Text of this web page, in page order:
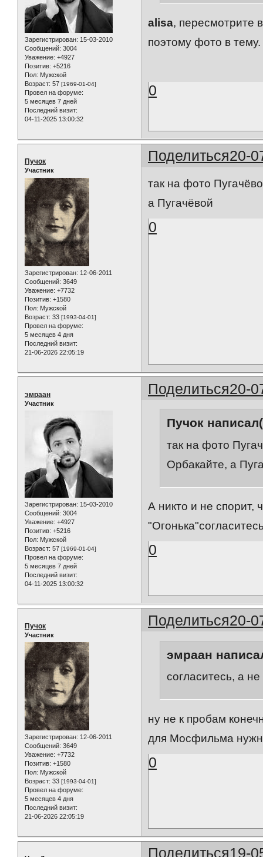
Зарегистрирован: 15-03-2010
Сообщений: 3004
Уважение: +4927
Позитив: +5216
Пол: Мужской
Возраст: 57 [1969-01-04]
Провел на форуме:
5 месяцев 7 дней
Последний визит:
04-11-2025 13:00:32
alisa, пересмотрите
поэтому фото в тему.
0
Поделиться20-
Пучок
Участник
Зарегистрирован: 12-06-2011
Сообщений: 3649
Уважение: +7732
Позитив: +1580
Пол: Мужской
Возраст: 33 [1993-04-01]
Провел на форуме:
5 месяцев 4 дня
Последний визит:
21-06-2026 22:05:19
так на фото
а Пугачёвой
0
Поделиться20-
эмраан
Участник
Зарегистрирован: 15-03-2010
Сообщений: 3004
Уважение: +4927
Позитив: +5216
Пол: Мужской
Возраст: 57 [1969-01-04]
Провел на форуме:
5 месяцев 7 дней
Последний визит:
04-11-2025 13:00:32
Пучок
так на фото
Орбакайте, а
А никто и не спорит,
0
Поделиться20-
Пучок
Участник
Зарегистрирован: 12-06-2011
Сообщений: 3649
Уважение: +7732
Позитив: +1580
Пол: Мужской
Возраст: 33 [1993-04-01]
Провел на форуме:
5 месяцев 4 дня
Последний визит:
21-06-2026 22:05:19
эмраан
согласитесь, а
ну не к пробам
для Мосфильма
0
Поделиться19-